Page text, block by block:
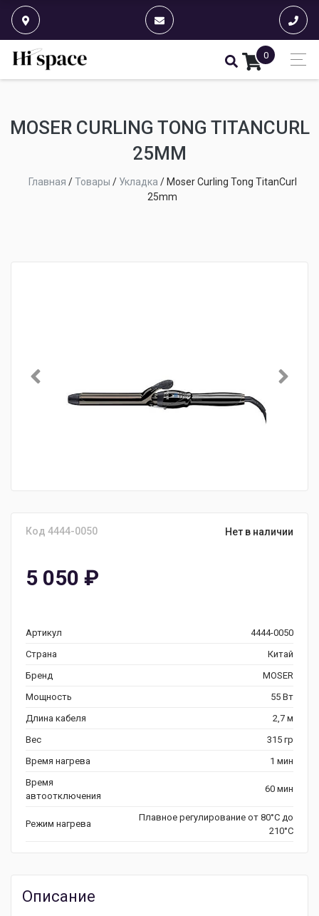
0
MOSER CURLING TONG TITANCURL
25MM
Главная /Товары / Укладка / Moser Curling Tong TitanCurl
25mm
Код 4444-0050 Нет в наличии
5 050 ₽
Артикул
4444-0050
Страна
Китай
Бренд
MOSER
Мощность
55 Вт
Длина кабеля
2,7 м
Вес
315 гр
Время нагрева
1 мин
Время
автоотключения
60 мин
Режим нагрева
Плавное регулирование от 80°С до
210°C
Описание